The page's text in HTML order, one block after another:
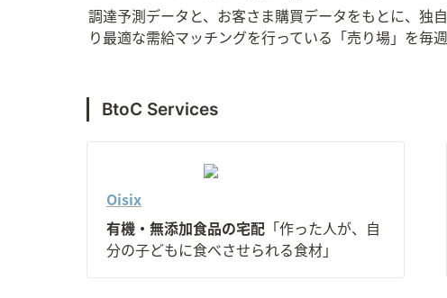
調達予測データと、お客さま購買データをもとに、独
り最適な需給マッチングを行っている 「売り場」を毎
BtoC Services
Oisix
有機・無添加食品の宅配 「作った人が、自
分の子どもに食べさせられる食材」